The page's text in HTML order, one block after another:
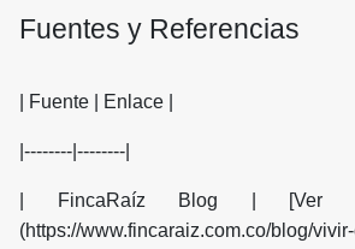
Fuentes y Referencias
| Fuente | Enlace |
|--------|--------|
| FincaRaíz Blog | [Ver
(https://www.fincaraiz.com.co/blog/